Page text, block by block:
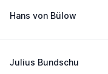
Hans von Bülow
Julius Bundschu